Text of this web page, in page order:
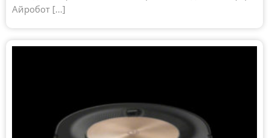
Айробот [...]